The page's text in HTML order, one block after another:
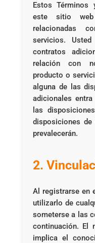
Estos
este sitio
relacionadas
servicios.
contratos
relación con
producto o
alguna de las
adicionales
las
disposiciones
prevalecerán.
2.
Al registrarse en
utilizarlo de
someterse a las
continuación. El
implica el